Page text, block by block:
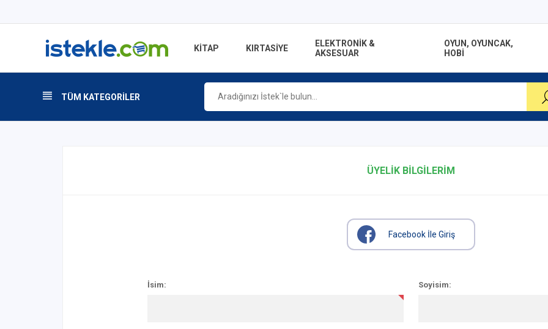
KİTAP KIRTASİYE
ELEKTRONİK &
AKSESUAR
OYUN, OYUNCAK,
HOBİ
TÜM KATEGORİLER
ÜYELIK BILGILERIM
Facebook İle Giriş
İsim: Soyisim: